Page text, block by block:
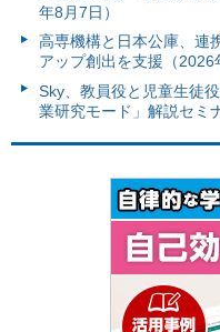
年8月7日）
高専機構と日本公庫、連
アップ創出を支援（2026
Sky、教員役と児童生徒
業研究モード」解説セミ